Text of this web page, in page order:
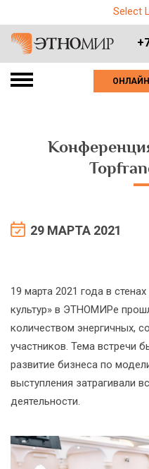
Select
29 МАРТА 2021
19 марта 2021 года в
культур» в ЭТНОМИРе
количеством энергичных,
участников. Тема встречи
развитие бизнеса по
выступления затрагивали
деятельности.